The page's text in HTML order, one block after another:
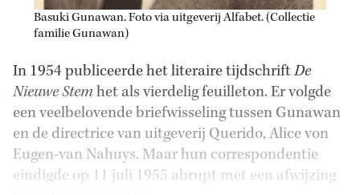
Basuki Gunawan. Foto via uitgeverij Alfabet. (Collectie
familie Gunawan)
In 1954 publiceerde het literaire tijdschriftDe
Nieuwe Stemhet als vierdelig feuilleton. Er volgde
een veelbelovende briefwisseling tussen Gunawan
en de directrice van uitgeverij Querido, Alice von
Eugen-van Nahuys. Maar hun correspondentie
eindigde op 11 juli 1955 abrupt met een afwijzing